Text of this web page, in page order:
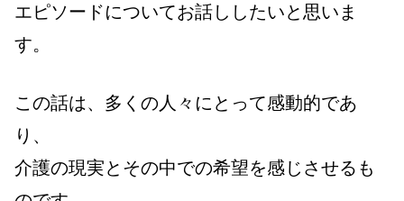
エピソードについてお話ししたいと思いま
す。
この話は、多くの人々にとって感動的であ
り、
介護の現実とその中での希望を感じさせるも